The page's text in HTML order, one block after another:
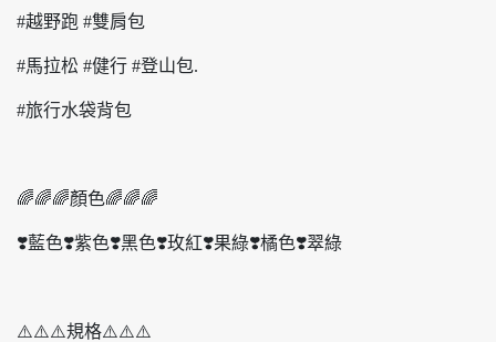
#越野跑 #雙肩包
#馬拉松 #健行 #登山包.
#旅行水袋背包
🌈🌈🌈顏色🌈🌈🌈
❣️藍色❣️紫色❣️黑色❣️玫紅❣️果綠❣️橘色❣️翠綠
⚠️⚠️⚠️規格⚠️⚠️⚠️